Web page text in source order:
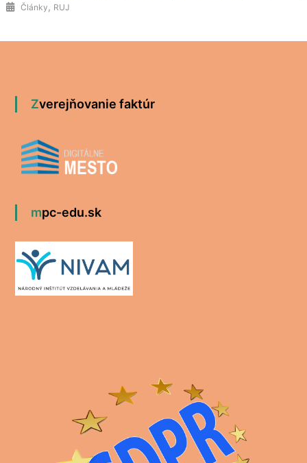
Články , RUJ
Zverejňovanie faktúr
mpc-edu.sk